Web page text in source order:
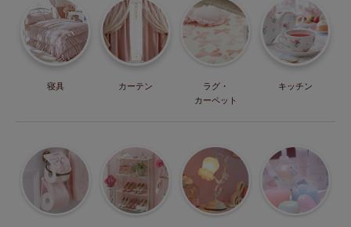
寝具 カーテン
ラグ・
カーペット
キッチン